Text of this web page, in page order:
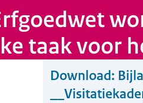
taak voor
Download: